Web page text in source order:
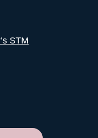
STM